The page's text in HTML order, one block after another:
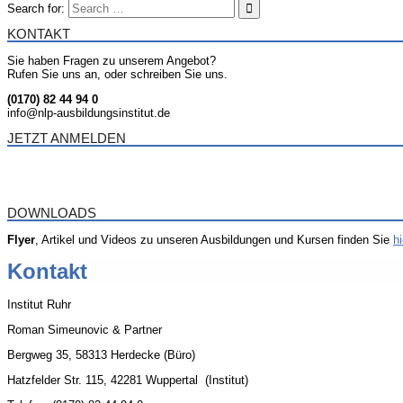
Search for:
KONTAKT
Sie haben Fragen zu unserem Angebot?
Rufen Sie uns an, oder schreiben Sie uns.
(0170) 82 44 94 0
info@nlp-ausbildungsinstitut.de
JETZT ANMELDEN
DOWNLOADS
Flyer , Artikel und Videos zu unseren Ausbildungen und Kursen finden Sie
Kontakt
Institut Ruhr
Roman Simeunovic & Partner
Bergweg 35, 58313 Herdecke (Büro)
Hatzfelder Str. 115, 42281 Wuppertal (Institut)